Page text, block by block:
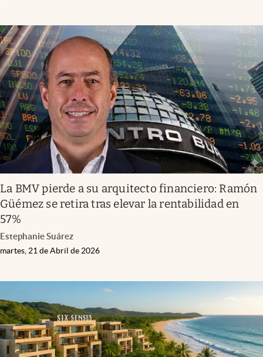
La BMV pierde a su arquitecto financiero: Ramón
Güémez se retira tras elevar la rentabilidad en
57%
Estephanie Suárez
martes, 21 de Abril de 2026